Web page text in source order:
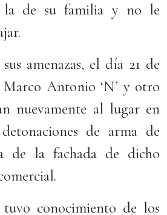
la de su familia y no le
amenazas, el día 21 de
Antonio ‘N’ y otro
nuevamente al lugar en
de arma de
de la fachada de dicho
conocimiento de los